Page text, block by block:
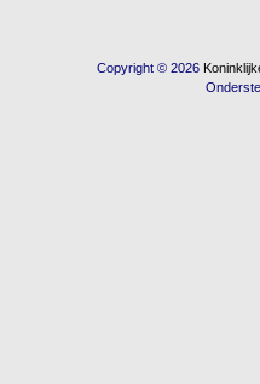
Copyright © 2026